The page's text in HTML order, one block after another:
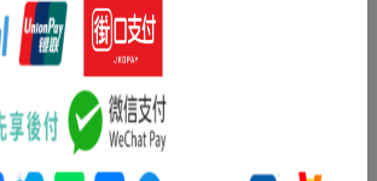
」データベースより）
つやのなすうまれるよ。ながなす、まるな
いろんななすもやってきた！
」データベースより）